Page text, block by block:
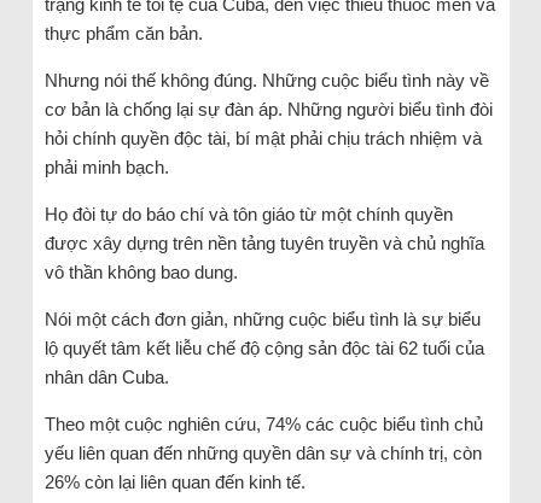
trạng kinh tế tồi tệ của Cuba, đến việc thiếu thuốc men và
thực phẩm căn bản.
Nhưng nói thế không đúng. Những cuộc biểu tình này về
cơ bản là chống lại sự đàn áp. Những người biểu tình đòi
hỏi chính quyền độc tài, bí mật phải chịu trách nhiệm và
phải minh bạch.
Họ đòi tự do báo chí và tôn giáo từ một chính quyền
được xây dựng trên nền tảng tuyên truyền và chủ nghĩa
vô thần không bao dung.
Nói một cách đơn giản, những cuộc biểu tình là sự biểu
lộ quyết tâm kết liễu chế độ cộng sản độc tài 62 tuổi của
nhân dân Cuba.
Theo một cuộc nghiên cứu, 74% các cuộc biểu tình chủ
yếu liên quan đến những quyền dân sự và chính trị, còn
26% còn lại liên quan đến kinh tế.